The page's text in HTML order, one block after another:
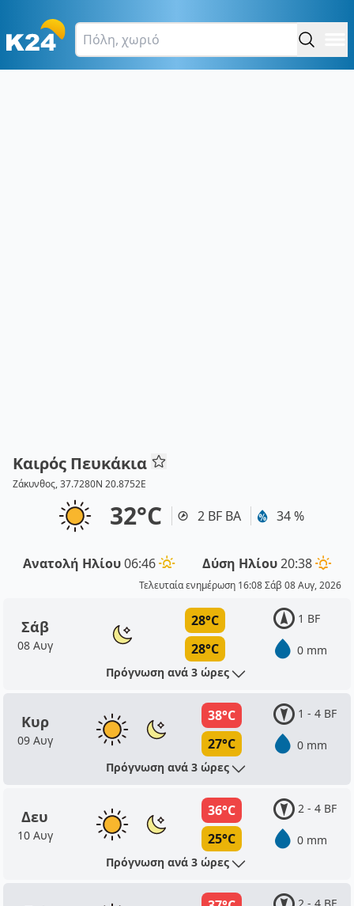
Καιρός Πευκάκια
Ζάκυνθος, 37.7280N 20.8752E
32°C 2 BF ΒΑ 34 %
Ανατολή Ηλίου06:46 Δύση Ηλίου20:38
Τελευταία ενημέρωση 16:08 Σάβ 08 Αυγ, 2026
Σάβ
08 Αυγ
28°C
28°C
1 BF
0 mm
Πρόγνωση ανά 3 ώρες
Κυρ
09 Αυγ
38°C
27°C
1 - 4 BF
0 mm
Πρόγνωση ανά 3 ώρες
Δευ
10 Αυγ
36°C
25°C
2 - 4 BF
0 mm
Πρόγνωση ανά 3 ώρες